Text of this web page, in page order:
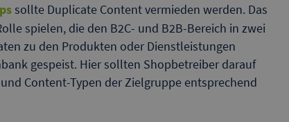
sollte Duplicate Content vermieden werden. Das
spielen, die den B2C- und B2B-Bereich in zwei
zu den Produkten oder Dienstleistungen
gespeist. Hier sollten Shopbetreiber darauf
Content-Typen der Zielgruppe entsprechend